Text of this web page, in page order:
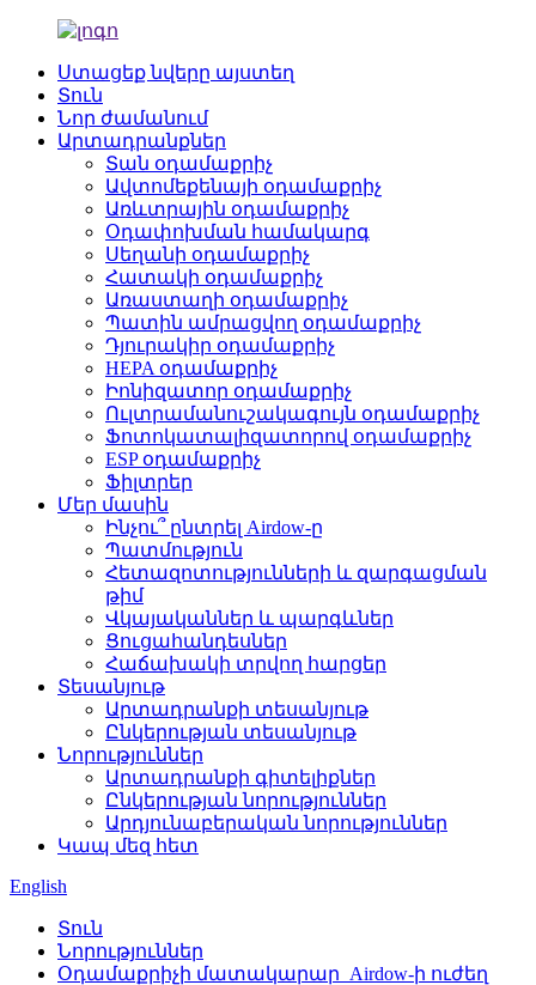
Ստացեք նվերը այստեղ
Տուն
Նոր ժամանում
Արտադրանքներ
Տան օդամաքրիչ
Ավտոմեքենայի օդամաքրիչ
Առևտրային օդամաքրիչ
Օդափոխման համակարգ
Սեղանի օդամաքրիչ
Հատակի օդամաքրիչ
Առաստաղի օդամաքրիչ
Պատին ամրացվող օդամաքրիչ
Դյուրակիր օդամաքրիչ
HEPA օդամաքրիչ
Իոնիզատոր օդամաքրիչ
Ուլտրամանուշակագույն օդամաքրիչ
Ֆոտոկատալիզատորով օդամաքրիչ
ESP օդամաքրիչ
Ֆիլտրեր
Մեր մասին
Ինչու՞ ընտրել Airdow-ը
Պատմություն
Հետազոտությունների և զարգացման
թիմ
Վկայականներ և պարգևներ
Ցուցահանդեսներ
Հաճախակի տրվող հարցեր
Տեսանյութ
Արտադրանքի տեսանյութ
Ընկերության տեսանյութ
Նորություններ
Արտադրանքի գիտելիքներ
Ընկերության նորություններ
Արդյունաբերական նորություններ
Կապ մեզ հետ
English
Տուն
Նորություններ
Օդամաքրիչի մատակարար_Airdow-ի ուժեղ